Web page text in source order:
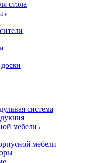
стола
система
мебели
мебели